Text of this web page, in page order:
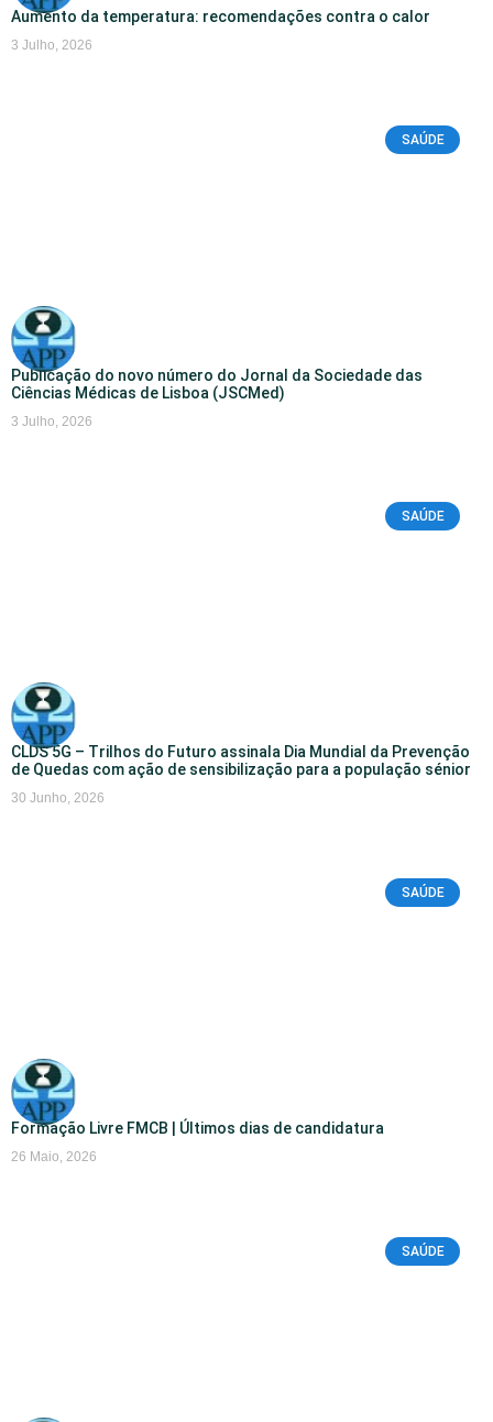
Aumento da temperatura: recomendações contra o calor
3 Julho, 2026
SAÚDE
Publicação do novo número do Jornal da Sociedade das
Ciências Médicas de Lisboa (JSCMed)
3 Julho, 2026
SAÚDE
CLDS 5G – Trilhos do Futuro assinala Dia Mundial da Prevenção
de Quedas com ação de sensibilização para a população sénior
30 Junho, 2026
SAÚDE
Formação Livre FMCB | Últimos dias de candidatura
26 Maio, 2026
SAÚDE